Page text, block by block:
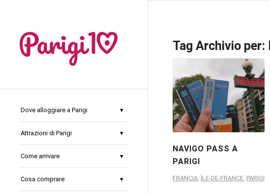
Dove alloggiare a Parigi
Attrazioni di Parigi
Come arrivare
Cosa comprare
Tag Archivio per:
NAVIGO PASS A
PARIGI
FRANCIA, ÎLE-DE-FRANCE, PARIGI